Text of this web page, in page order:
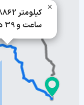
8862 کیلومتر
108 ساعت و 39 دقیقه
×